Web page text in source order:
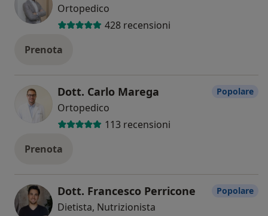
Ortopedico
428 recensioni
Prenota
Dott. Carlo Marega
Ortopedico
113 recensioni
Popolare
Prenota
Dott. Francesco Perricone
Dietista, Nutrizionista
Popolare